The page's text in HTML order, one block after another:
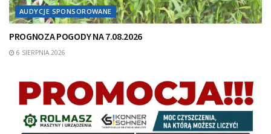
AUDYCJE SPONSOROWANE
PROGNOZA POGODY NA 7.08.2026
6 SIERPNIA 2026